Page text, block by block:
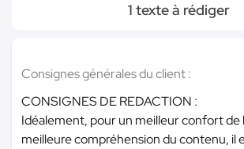
1 texte à rédiger
Consignes générales du client :
CONSIGNES DE REDACTION :
Idéalement, pour un meilleur confort
meilleure compréhension du contenu, il